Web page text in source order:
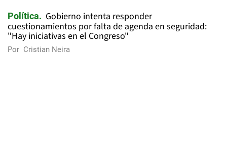
Política
Gobierno intenta responder
cuestionamientos por falta de agenda en seguridad:
"Hay iniciativas en el Congreso"
Por Cristian Neira